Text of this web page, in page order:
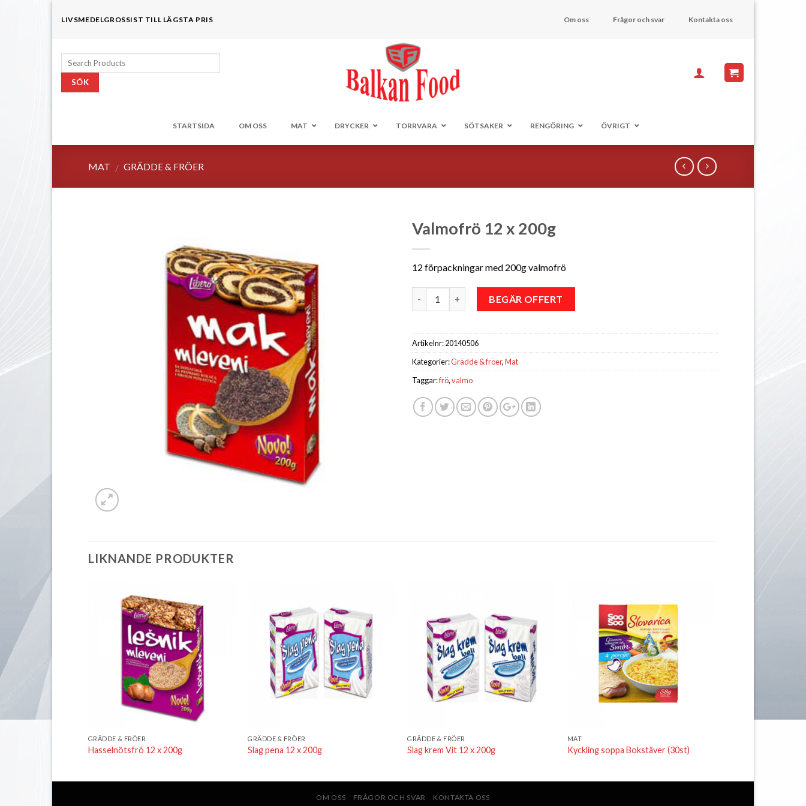
LIVSMEDELGROSSIST TILL LÄGSTA PRIS Om oss Frågor och svar Kontakta oss
Sök
STARTSIDA OM OSS MAT DRYCKER TORRVARA SÖTSAKER RENGÖRING ÖVRIGT
MAT / GRÄDDE & FRÖER
Valmofrö 12 x 200g
12 förpackningar med 200g valmofrö
BEGÄR OFFERT
Artikelnr:20140506
Kategorier:Grädde & fröer,Mat
Taggar:frö,valmo
LIKNANDE PRODUKTER
Lägg till i
önskelistan
GRÄDDE & FRÖER
Hasselnötsfrö 12 x 200g
Lägg till i
önskelistan
GRÄDDE & FRÖER
Slag pena 12 x 200g
önskelistan
GRÄDDE & FRÖER
Slag krem Vit 12 x 200g
Lägg till i
önskelistan
MAT
Kyckling soppa Bokstäver (30st)
OM OSS FRÅGOR OCH SVAR KONTAKTA OSS